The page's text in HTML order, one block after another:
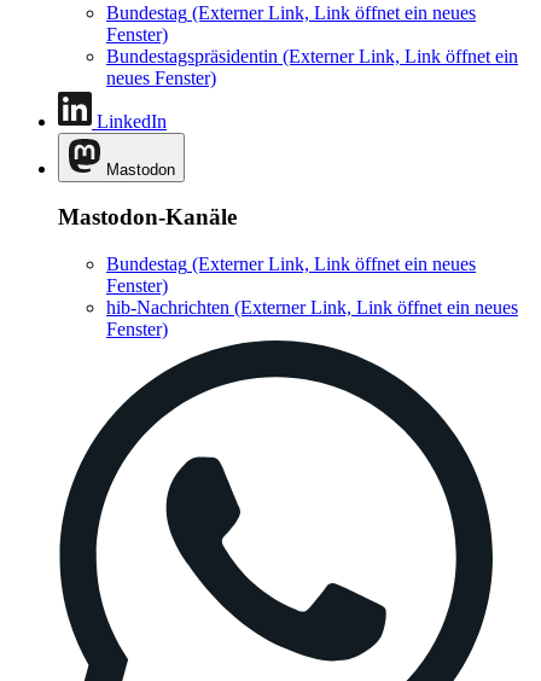
Bundestag (Externer Link, Link öffnet ein neues
Fenster)
Bundestagspräsidentin (Externer Link, Link öffnet ein
neues Fenster)
LinkedIn
Mastodon
Mastodon-Kanäle
Bundestag (Externer Link, Link öffnet ein neues
Fenster)
hib-Nachrichten (Externer Link, Link öffnet ein neues
Fenster)